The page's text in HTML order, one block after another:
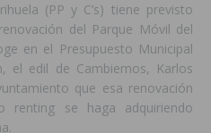
(PP y C’s) tiene previsto
del Parque Móvil del
en el Presupuesto Municipal
el edil de Cambiemos, Karlos
que esa renovación
se haga adquiriendo